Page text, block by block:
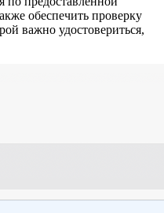
обеспечить проверку
важно удостовериться,